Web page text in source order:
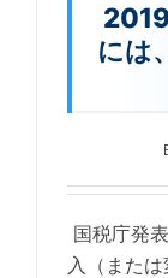
には
国税庁発
入（また